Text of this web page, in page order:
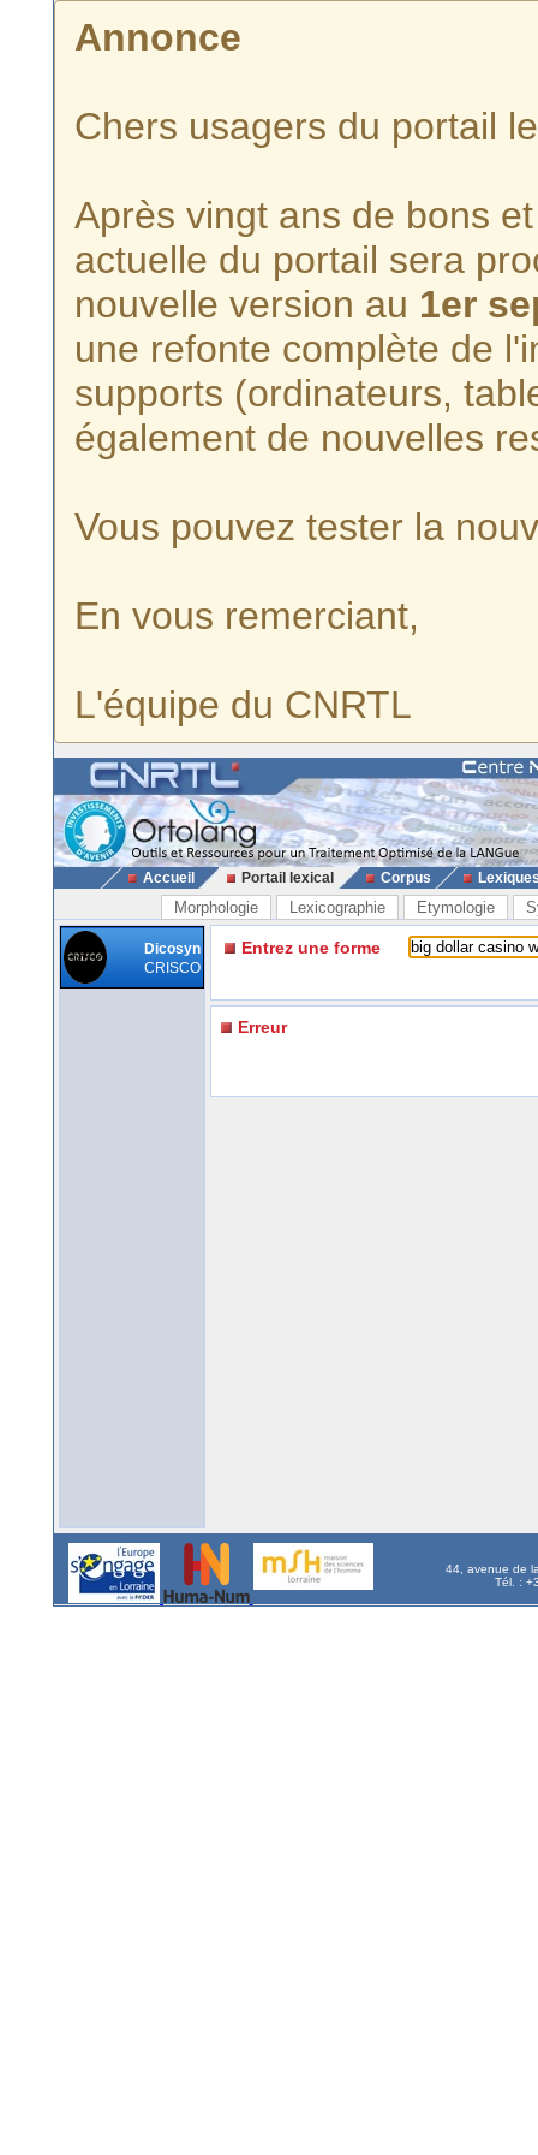
Annonce
Chers usagers du portail
Après vingt ans de bons
actuelle du portail sera
nouvelle version au 1er
une refonte complète de
supports (ordinateurs,
également de nouvelles
Vous pouvez tester la
En vous remerciant,
L'équipe du CNRTL
Accueil Portail lexical Corpus
Morphologie Lexicographie Etymologie
Dicosyn
CRISCO
Entrez une forme
Erreur
44, avenue de
Tél. :